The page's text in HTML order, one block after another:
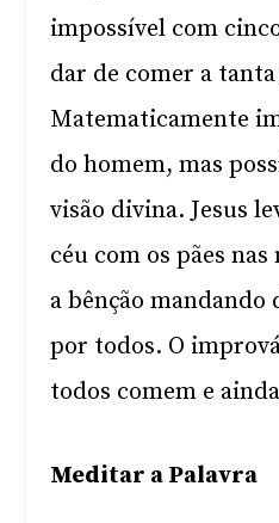
impossível com
dar de comer a
Matematicamente
do homem, mas
visão divina. Jesus
céu com os pães
a bênção
por todos. O
todos comem e
Meditar a Palavra